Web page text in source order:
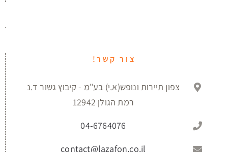
אני מסכים/ה כי פרטי יישמרו וייעשה בהם שימוש
לצורך טיפול בפנייתי, ובהתאם למדיניות הפרטיות